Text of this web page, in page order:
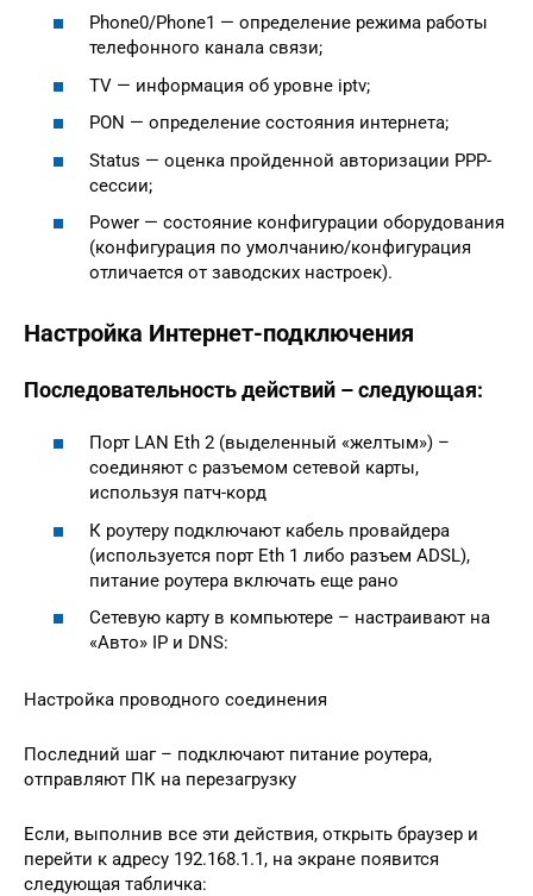
Phone0/Phone1 — определение режима работы
телефонного канала связи;
TV — информация об уровне iptv;
PON — определение состояния интернета;
Status — оценка пройденной авторизации PPP-
сессии;
Power — состояние конфигурации оборудования
(конфигурация по умолчанию/конфигурация
отличается от заводских настроек).
Настройка Интернет-подключения
Последовательность действий – следующая:
Порт LAN Eth 2 (выделенный «желтым») –
соединяют с разъемом сетевой карты,
используя патч-корд
К роутеру подключают кабель провайдера
(используется порт Eth 1 либо разъем ADSL),
питание роутера включать еще рано
Сетевую карту в компьютере – настраивают на
«Авто» IP и DNS:
Настройка проводного соединения
Последний шаг – подключают питание роутера,
отправляют ПК на перезагрузку
Если, выполнив все эти действия, открыть браузер и
перейти к адресу 192.168.1.1, на экране появится
следующая табличка: